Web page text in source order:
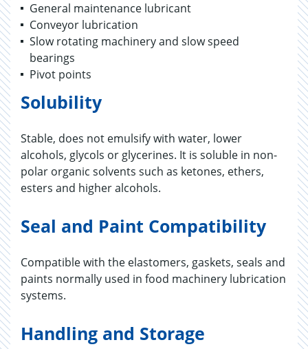
General maintenance lubricant
Conveyor lubrication
Slow rotating machinery and slow speed
bearings
Pivot points
Solubility
Stable, does not emulsify with water, lower
alcohols, glycols or glycerines. It is soluble in non-
polar organic solvents such as ketones, ethers,
esters and higher alcohols.
Seal and Paint Compatibility
Compatible with the elastomers, gaskets, seals and
paints normally used in food machinery lubrication
systems.
Handling and Storage